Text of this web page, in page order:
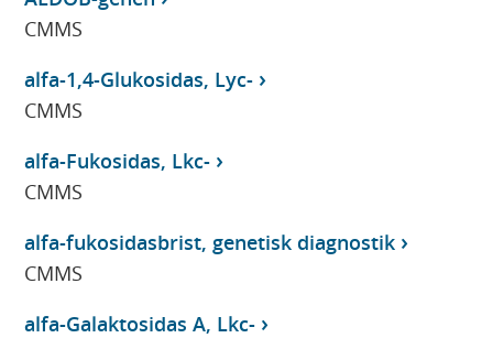
CMMS
alfa-1,4-Glukosidas, Lyc-
CMMS
alfa-Fukosidas, Lkc-
CMMS
alfa-fukosidasbrist, genetisk diagnostik
CMMS
alfa-Galaktosidas A, Lkc-